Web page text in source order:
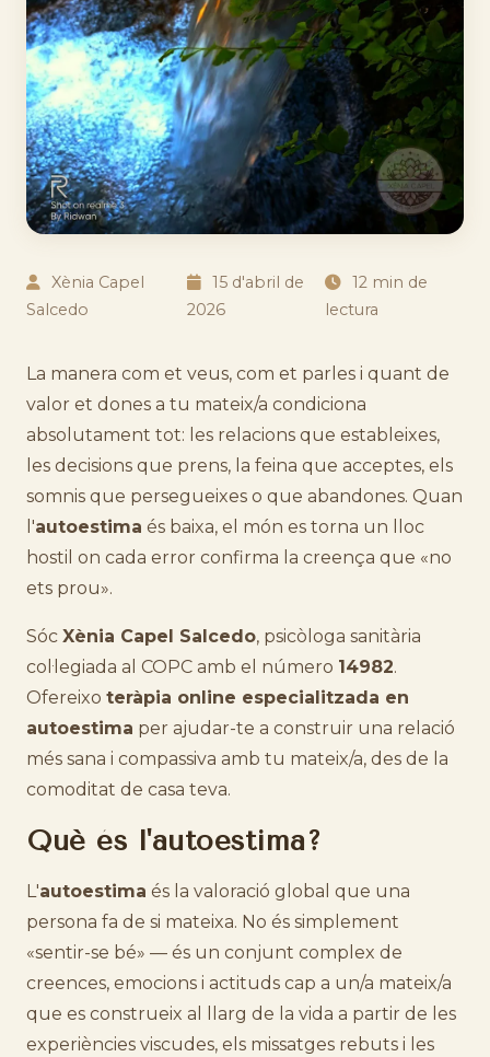
Xènia Capel
Salcedo
15 d'abril de
2026
12 min de
lectura
La manera com et veus, com et parles i quant de
valor et dones a tu mateix/a condiciona
absolutament tot: les relacions que estableixes,
les decisions que prens, la feina que acceptes, els
somnis que persegueixes o que abandones. Quan
l'autoestima és baixa, el món es torna un lloc
hostil on cada error confirma la creença que «no
ets prou».
Sóc Xènia Capel Salcedo, psicòloga sanitària
col·legiada al COPC amb el número 14982.
Ofereixo teràpia online especialitzada en
autoestima per ajudar-te a construir una relació
més sana i compassiva amb tu mateix/a, des de la
comoditat de casa teva.
Què és l'autoestima?
L'autoestima és la valoració global que una
persona fa de si mateixa. No és simplement
«sentir-se bé» — és un conjunt complex de
creences, emocions i actituds cap a un/a mateix/a
que es construeix al llarg de la vida a partir de les
experiències viscudes, els missatges rebuts i les